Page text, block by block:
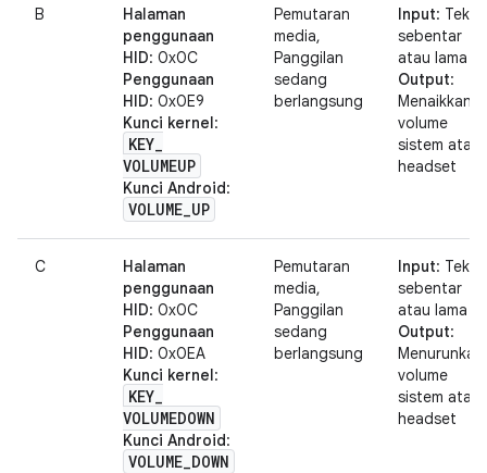
B
Halaman
penggunaan
HID: 0x0C
Penggunaan
HID: 0x0E9
Kunci kernel:
KEY_
VOLUMEUP
Kunci Android:
VOLUME_UP
Pemutaran
media,
Panggilan
sedang
berlangsung
Input: Tekan
sebentar
atau lama
Output:
Menaikkan
volume
sistem atau
headset
C
Halaman
penggunaan
HID: 0x0C
Penggunaan
HID: 0x0EA
Kunci kernel:
KEY_
VOLUMEDOWN
Kunci Android:
VOLUME_DOWN
Pemutaran
media,
Panggilan
sedang
berlangsung
Input: Tekan
sebentar
atau lama
Output:
Menurunkan
volume
sistem atau
headset